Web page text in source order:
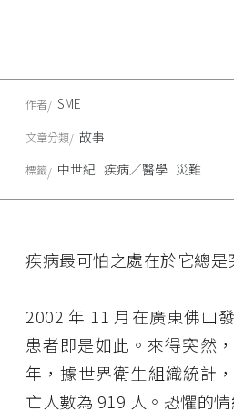
疾病最可怕之處在於它總是
2002 年 11 月在廣東佛山
患者即是如此。來得突然
年，據世界衛生組織統計
亡人數為 919 人。恐懼的
作者 SME
文章分類 故事
標籤 中世紀 疾病／醫學 災難